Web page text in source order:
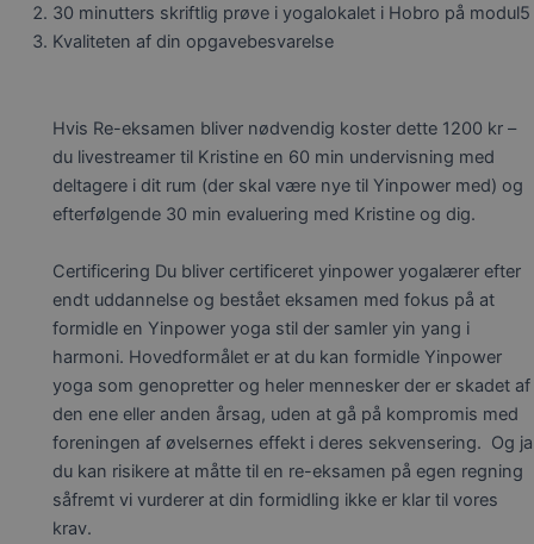
30 minutters skriftlig prøve i yogalokalet i Hobro på modul5
Kvaliteten af din opgavebesvarelse
Hvis Re-eksamen bliver nødvendig koster dette 1200 kr –
du livestreamer til Kristine en 60 min undervisning med
deltagere i dit rum (der skal være nye til Yinpower med) og
efterfølgende 30 min evaluering med Kristine og dig.
Certificering Du bliver certificeret yinpower yogalærer efter
endt uddannelse og bestået eksamen med fokus på at
formidle en Yinpower yoga stil der samler yin yang i
harmoni. Hovedformålet er at du kan formidle Yinpower
yoga som genopretter og heler mennesker der er skadet af
den ene eller anden årsag, uden at gå på kompromis med
foreningen af øvelsernes effekt i deres sekvensering. Og ja
du kan risikere at måtte til en re-eksamen på egen regning
såfremt vi vurderer at din formidling ikke er klar til vores
krav.